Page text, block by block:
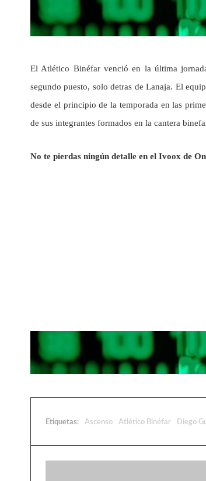
El Atlético Binéfar venció en la última
segundo puesto, solo detras de Lanaja. El
desde el principio de la temporada en las
de sus integrantes formados en la cantera
No te pierdas ningún detalle en el Ivoox de
Etiquetas: Ascenso Atlético Binéfar Diego